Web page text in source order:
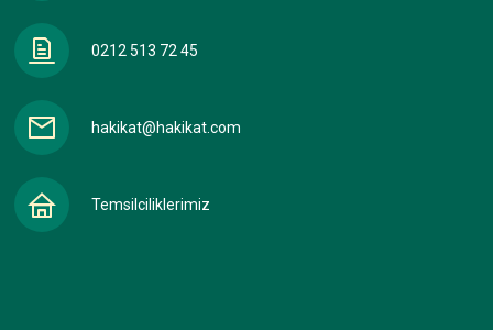
0212 513 72 45
hakikat@hakikat.com
Temsilciliklerimiz